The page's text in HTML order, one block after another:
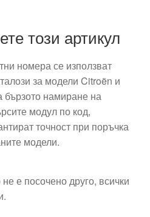
този артикул
номера се използват
за модели Citroën и
бързото намиране на
модул по код,
точност при поръчка
модели.
е посочено друго, всички